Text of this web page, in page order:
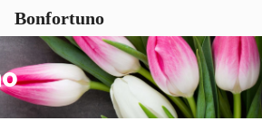
Bonfortuno